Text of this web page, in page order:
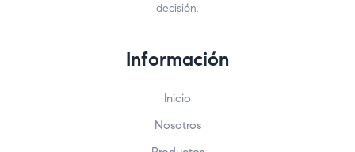
decisión.
Información
Inicio
Nosotros